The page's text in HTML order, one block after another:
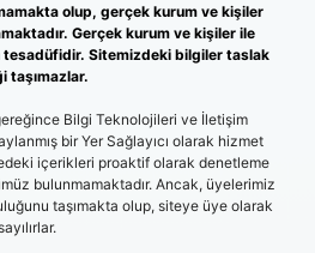
olup, gerçek kurum ve kişiler
Gerçek kurum ve kişiler ile
Sitemizdeki bilgiler taslak
taşımazlar.
Bilgi Teknolojileri ve İletişim
bir Yer Sağlayıcı olarak hizmet
içerikleri proaktif olarak denetleme
bulunmamaktadır. Ancak, üyelerimiz
taşımakta olup, siteye üye olarak